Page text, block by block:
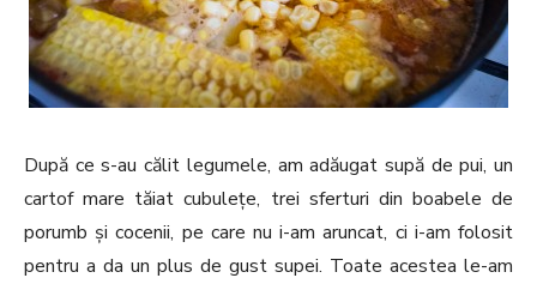
După ce s-au călit legumele, am adăugat supă de pui, un
cartof mare tăiat cubulețe, trei sferturi din boabele de
porumb și cocenii, pe care nu i-am aruncat, ci i-am folosit
pentru a da un plus de gust supei. Toate acestea le-am